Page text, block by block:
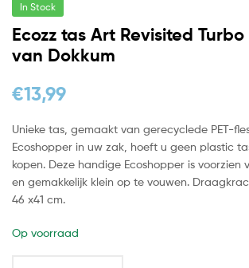
In Stock
Ecozz tas Art Revisited
van Dokkum
€13,99
Unieke tas, gemaakt van gerecyclede PET-
Ecoshopper in uw zak, hoeft u geen plastic
kopen. Deze handige Ecoshopper is voorzien
en gemakkelijk klein op te vouwen.
46 x41 cm.
Op voorraad